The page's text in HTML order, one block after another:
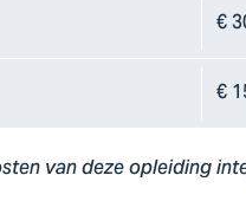
€
€
van deze opleiding